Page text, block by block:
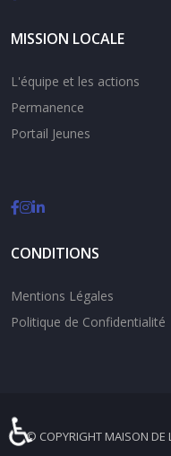
MISSION LOCALE
L'équipe et les actions
Permanence
Portail Jeunes
CONDITIONS
Mentions Légales
Politique de Confidentialité
© COPYRIGHT MAISON DE